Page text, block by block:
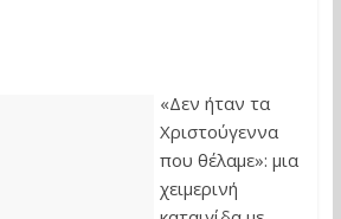
«Δεν ήταν τα
Χριστούγεννα
που θέλαμε»: μια
χειμερινή